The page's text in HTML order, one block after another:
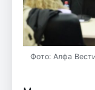
Фото: Алфа